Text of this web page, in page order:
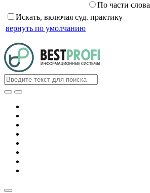
По части слова
Искать, включая суд. практику
вернуть по умолчанию